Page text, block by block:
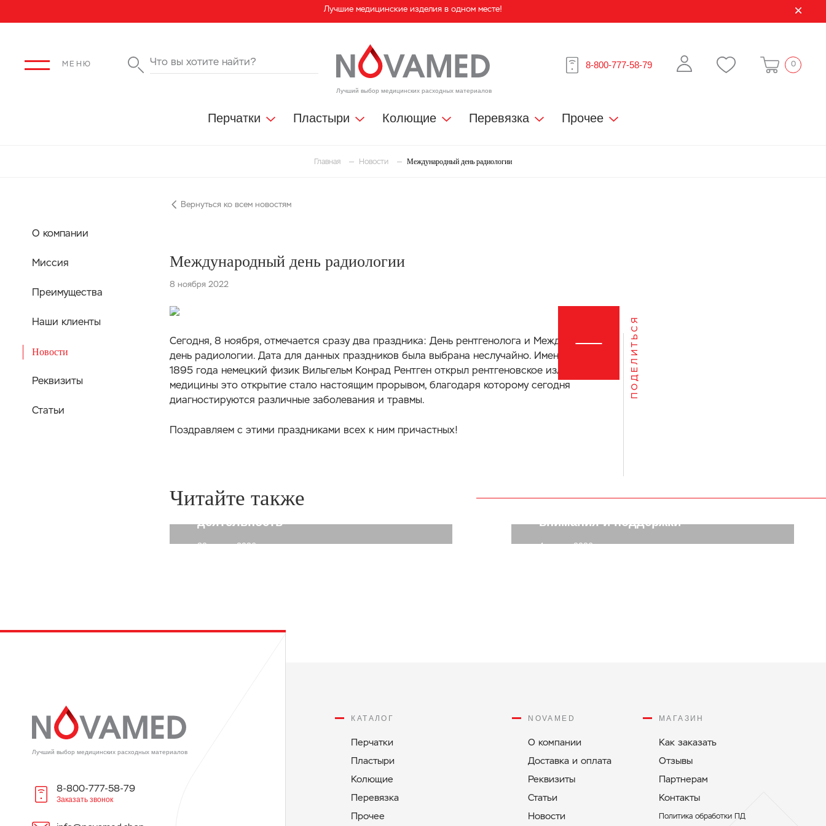
Лучшие медицинские изделия в одном месте!
МЕНЮ
Лучший выбор медицинских расходных материалов
8-800-777-58-79 0
Перчатки Пластыри Колющие Перевязка Прочее
Главная Новости Международный день радиологии
О компании
Миссия
Преимущества
Наши клиенты
Новости
Реквизиты
Статьи
Вернуться ко всем новостям
Международный день радиологии
8 ноября 2022
П О Д Е Л И Т Ь С Я
Сегодня, 8 ноября, отмечается сразу два праздника: День рентгенолога и Международный
день радиологии. Дата для данных праздников была выбрана неслучайно. Именно 8 ноября
1895 года немецкий физик Вильгельм Конрад Рентген открыл рентгеновское излучение. Для
медицины это открытие стало настоящим прорывом, благодаря которому сегодня
диагностируются различные заболевания и травмы.
Поздравляем с этими праздниками всех к ним причастных!
Читайте также
30 марта 2026
существенно влиять на поведение,
социальную жизнь и профессиональную
деятельность
4 марта 2026
День посвящён здоровью, профилактике
внимания и поддержки
Лучший выбор медицинских расходных материалов
8-800-777-58-79
Заказать звонок
КАТАЛОГ
Перчатки
Пластыри
Колющие
Перевязка
Прочее
NOVAMED
О компании
Доставка и оплата
Реквизиты
Статьи
Новости
МАГАЗИН
Как заказать
Отзывы
Партнерам
Контакты
Политикa обработки ПД